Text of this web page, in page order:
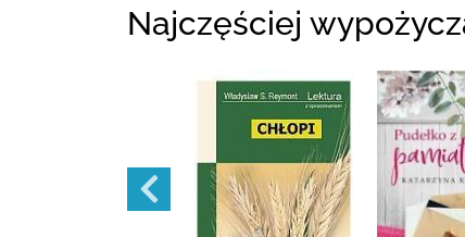
Najczęściej